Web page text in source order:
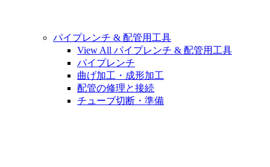
パイプレンチ & 配管用工具
View All パイプレンチ & 配管用工具
パイプレンチ
曲げ加工・成形加工
配管の修理と接続
チューブ切断・準備